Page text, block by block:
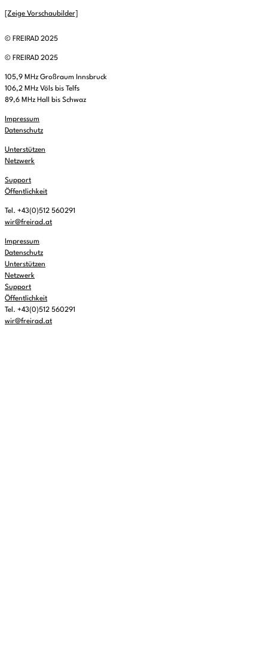
[Zeige Vorschaubilder]
© FREIRAD 2025
© FREIRAD 2025
105,9 MHz Großraum Innsbruck
106,2 MHz Völs bis Telfs
89,6 MHz Hall bis Schwaz
Impressum
Datenschutz
Unterstützen
Netzwerk
Support
Öffentlichkeit
Tel. +43(0)512 560291
wir@freirad.at
Impressum
Datenschutz
Unterstützen
Netzwerk
Support
Öffentlichkeit
Tel. +43(0)512 560291
wir@freirad.at